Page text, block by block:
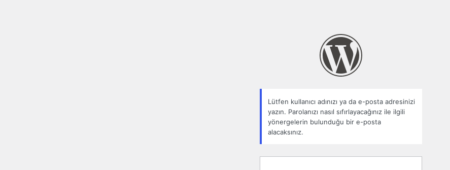
Lütfen kullanıcı adınızı ya da e-posta adresinizi
yazın. Parolanızı nasıl sıfırlayacağınız ile ilgili
yönergelerin bulunduğu bir e-posta
alacaksınız.